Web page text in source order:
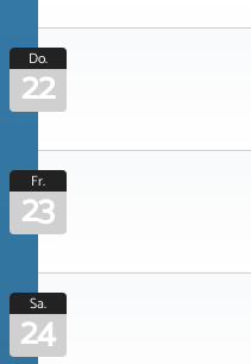
Do.
22
Fr.
23
Sa.
24